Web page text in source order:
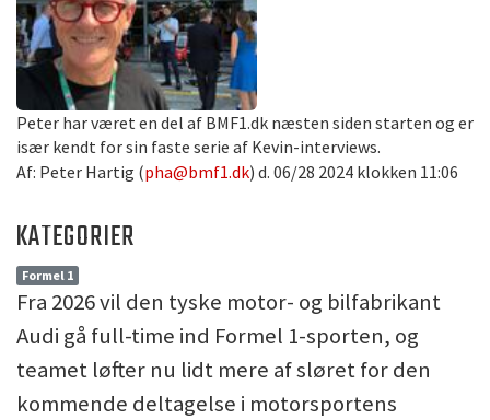
Peter har været en del af BMF1.dk næsten siden starten og er
især kendt for sin faste serie af Kevin-interviews.
Af: Peter Hartig (pha@bmf1.dk) d. 06/28 2024 klokken 11:06
KATEGORIER
Formel 1
Fra 2026 vil den tyske motor- og bilfabrikant
Audi gå full-time ind Formel 1-sporten, og
teamet løfter nu lidt mere af sløret for den
kommende deltagelse i motorsportens